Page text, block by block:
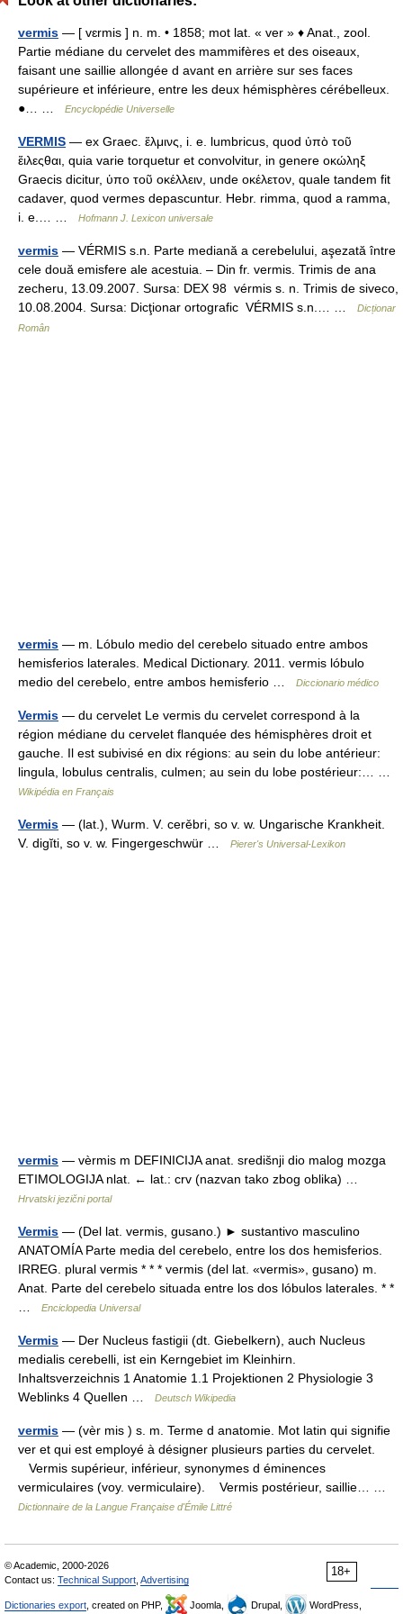
vermis — [ vɛrmis ] n. m. • 1858; mot lat. « ver » ♦ Anat., zool.
Partie médiane du cervelet des mammifères et des oiseaux,
faisant une saillie allongée d avant en arrière sur ses faces
supérieure et inférieure, entre les deux hémisphères cérébelleux.
●… …
Encyclopédie Universelle
VERMIS — ex Graec. ἕλμινς, i. e. lumbricus, quod ὐπὸ τοῦ
ἕιλεςθαι, quia varie torquetur et convolvitur, in genere οκώληξ
Graecis dicitur, ὑπο τοῦ οκέλλειν, unde οκέλετον, quale tandem fit
cadaver, quod vermes depascuntur. Hebr. rimma, quod a ramma,
i. e.… …
Hofmann J. Lexicon universale
vermis — VÉRMIS s.n. Parte mediană a cerebelului, aşezată între
cele două emisfere ale acestuia. – Din fr. vermis. Trimis de ana
zecheru, 13.09.2007. Sursa: DEX 98 vérmis s. n. Trimis de siveco,
10.08.2004. Sursa: Dicţionar ortografic VÉRMIS s.n.… …
Dicționar
Român
vermis — m. Lóbulo medio del cerebelo situado entre ambos
hemisferios laterales. Medical Dictionary. 2011. vermis lóbulo
medio del cerebelo, entre ambos hemisferio …
Diccionario médico
Vermis — du cervelet Le vermis du cervelet correspond à la
région médiane du cervelet flanquée des hémisphères droit et
gauche. Il est subivisé en dix régions: au sein du lobe antérieur:
lingula, lobulus centralis, culmen; au sein du lobe postérieur:… …
Wikipédia en Français
Vermis — (lat.), Wurm. V. cerěbri, so v. w. Ungarische Krankheit.
V. digĭti, so v. w. Fingergeschwür …
Pierer's Universal-Lexikon
vermis — vèrmis m DEFINICIJA anat. središnji dio malog mozga
ETIMOLOGIJA nlat. ← lat.: crv (nazvan tako zbog oblika) …
Hrvatski jezični portal
Vermis — (Del lat. vermis, gusano.) ► sustantivo masculino
ANATOMÍA Parte media del cerebelo, entre los dos hemisferios.
IRREG. plural vermis * * * vermis (del lat. «vermis», gusano) m.
Anat. Parte del cerebelo situada entre los dos lóbulos laterales. * *
Enciclopedia Universal
Vermis — Der Nucleus fastigii (dt. Giebelkern), auch Nucleus
medialis cerebelli, ist ein Kerngebiet im Kleinhirn.
Inhaltsverzeichnis 1 Anatomie 1.1 Projektionen 2 Physiologie 3
Weblinks 4 Quellen …
Deutsch Wikipedia
vermis — (vèr mis ) s. m. Terme d anatomie. Mot latin qui signifie
ver et qui est employé à désigner plusieurs parties du cervelet.
Vermis supérieur, inférieur, synonymes d éminences
vermiculaires (voy. vermiculaire). Vermis postérieur, saillie… …
Dictionnaire de la Langue Française d'Émile Littré
18+
© Academic, 2000-2026
Contact us: Technical Support Advertising
Dictionaries export , created on PHP, Joomla, Drupal,
WordPress,